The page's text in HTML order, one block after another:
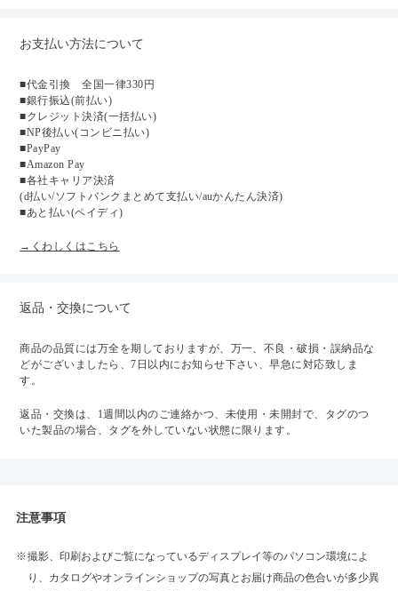
お支払い方法について
■代金引換 全国一律330円
■銀行振込(前払い)
■クレジット決済(一括払い)
■NP後払い(コンビニ払い)
■PayPay
■Amazon Pay
■各社キャリア決済
(d払い/ソフトバンクまとめて支払い/auかんたん決済)
■あと払い(ペイディ)
→くわしくはこちら
返品・交換について
商品の品質には万全を期しておりますが、万一、不良・破損・誤納品な
どがございましたら、7日以内にお知らせ下さい、早急に対応致しま
す。
返品・交換は、1週間以内のご連絡かつ、未使用・未開封で、タグのつ
いた製品の場合、タグを外していない状態に限ります。
注意事項
撮影、印刷およびご覧になっているディスプレイ等のパソコン環境によ
り、カタログやオンラインショップの写真とお届け商品の色合いが多少異